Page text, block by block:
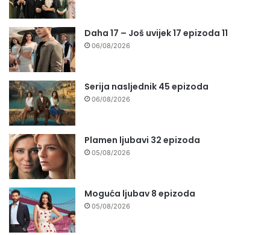
Daha 17 – Još uvijek 17 epizoda 11
06/08/2026
Serija nasljednik 45 epizoda
06/08/2026
Plamen ljubavi 32 epizoda
05/08/2026
Moguća ljubav 8 epizoda
05/08/2026